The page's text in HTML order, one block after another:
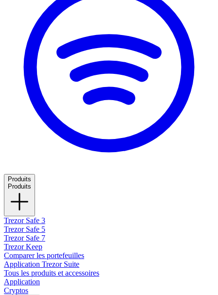
Produits
Produits
Trezor Safe 3
Trezor Safe 5
Trezor Safe 7
Trezor Keep
Comparer les portefeuilles
Application Trezor Suite
Tous les produits et accessoires
Application
Cryptos